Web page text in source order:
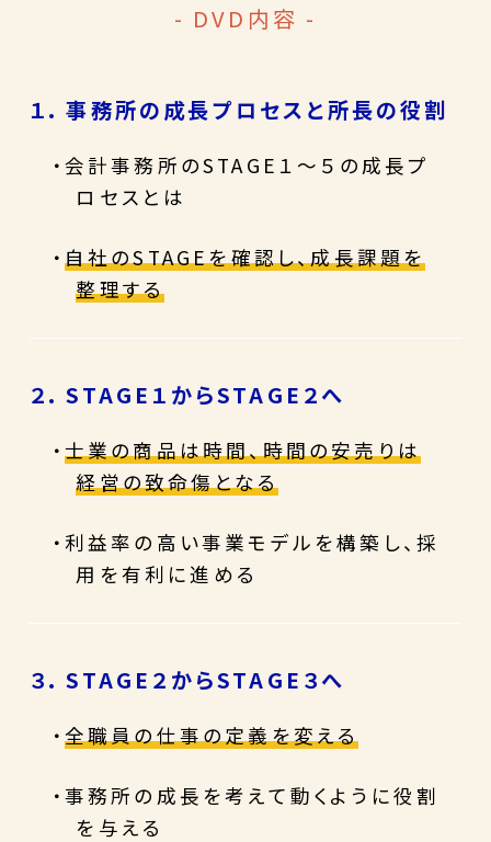
- DVD内容 -
１. 事務所の成長プロセスと所長の役割
・会計事務所のSTAGE１～５の成長プ
ロセスとは
・ 自社のSTAGEを確認し、成長課題を
整理する
２. STAGE１からSTAGE２へ
・ 士業の商品は時間、時間の安売りは
経営の致命傷となる
・利益率の高い事業モデルを構築し、採
用を有利に進める
３. STAGE２からSTAGE３へ
・ 全職員の仕事の定義を変える
・事務所の成長を考えて動くように役割
を与える